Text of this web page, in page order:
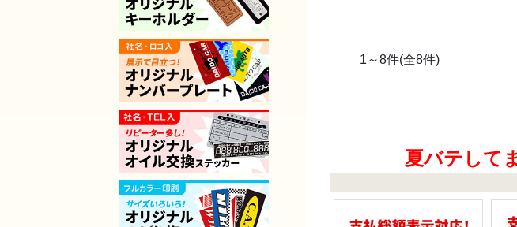
1～8件(全8件)
夏バテして